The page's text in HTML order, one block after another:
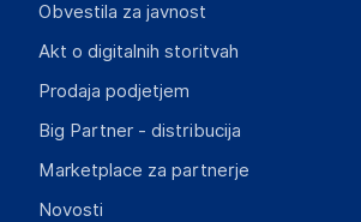
Świerkowa 9, 98-100 Łask
Poland
Obvestila za javnost
Akt o digitalnih storitvah
Prodaja podjetjem
Big Partner - distribucija
Marketplace za partnerje
Novosti